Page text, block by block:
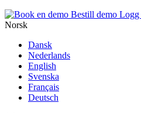
Bestill demo Logg
Norsk
Dansk
Nederlands
English
Svenska
Français
Deutsch